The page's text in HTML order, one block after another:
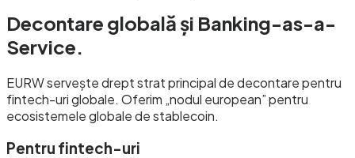
Decontare globală și Banking-as-a-
Service.
EURW servește drept strat principal de decontare pentru
fintech-uri globale. Oferim „nodul european” pentru
ecosistemele globale de stablecoin.
Pentru fintech-uri